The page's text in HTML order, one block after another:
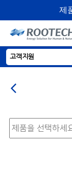
제
고객지원